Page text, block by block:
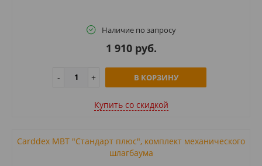
Наличие по запросу
1 910 руб.
В КОРЗИНУ
Купить cо скидкой
Carddex MBT "Стандарт плюс", комплект механического
шлагбаума